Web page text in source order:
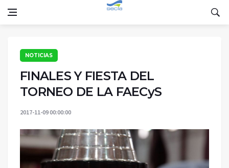
NOTICIAS
FINALES Y FIESTA DEL
TORNEO DE LA FAECyS
2017-11-09 00:00:00